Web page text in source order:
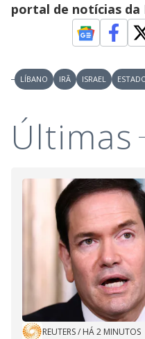
portal de notícias da
LÍBANO IRÃ ISRAEL
Últimas
REUTERS/ HÁ 2 MINUTOS